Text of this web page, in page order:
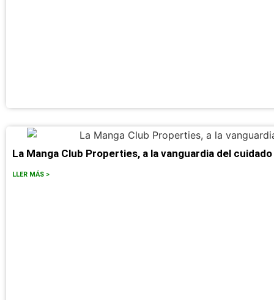
La Manga Club Properties, a la vanguardia del
LLER MÁS >